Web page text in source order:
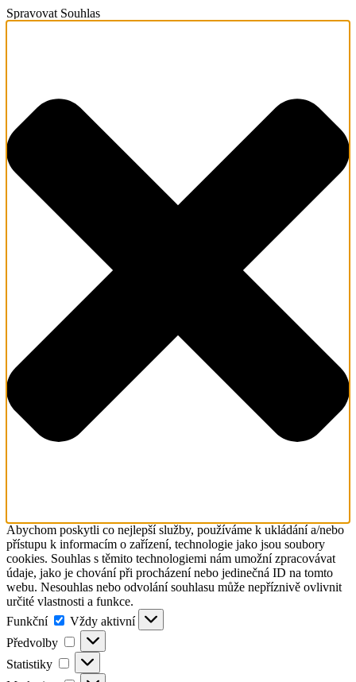
Spravovat Souhlas
Abychom poskytli co nejlepší služby, používáme k ukládání a/nebo
přístupu k informacím o zařízení, technologie jako jsou soubory
cookies. Souhlas s těmito technologiemi nám umožní zpracovávat
údaje, jako je chování při procházení nebo jedinečná ID na tomto
webu. Nesouhlas nebo odvolání souhlasu může nepříznivě ovlivnit
určité vlastnosti a funkce.
Funkční
Funkční
Vždy aktivní
Předvolby
Předvolby
Statistiky Statistiky